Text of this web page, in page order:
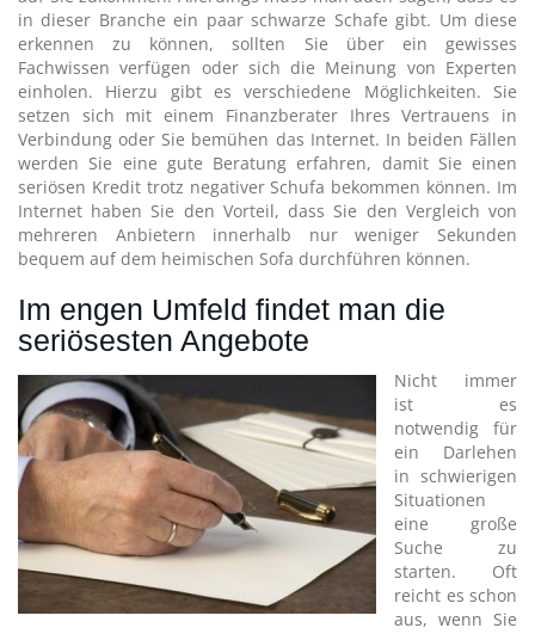
in dieser Branche ein paar schwarze Schafe gibt. Um diese
erkennen zu können, sollten Sie über ein gewisses
Fachwissen verfügen oder sich die Meinung von Experten
einholen. Hierzu gibt es verschiedene Möglichkeiten. Sie
setzen sich mit einem Finanzberater Ihres Vertrauens in
Verbindung oder Sie bemühen das Internet. In beiden Fällen
werden Sie eine gute Beratung erfahren, damit Sie einen
seriösen Kredit trotz negativer Schufa bekommen können. Im
Internet haben Sie den Vorteil, dass Sie den Vergleich von
mehreren Anbietern innerhalb nur weniger Sekunden
bequem auf dem heimischen Sofa durchführen können.
Im engen Umfeld findet man die
seriösesten Angebote
Nicht immer
ist es
notwendig für
ein Darlehen
in schwierigen
Situationen
eine große
Suche zu
starten. Oft
reicht es schon
aus, wenn Sie